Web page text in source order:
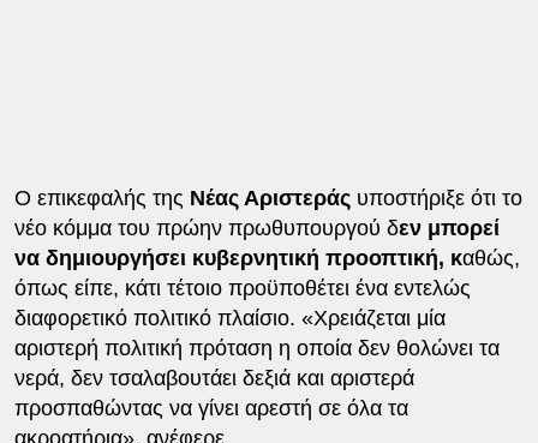
Ο επικεφαλής της Νέας Αριστεράςυποστήριξε ότι το
νέο κόμμα του πρώην πρωθυπουργού δεν μπορεί
να δημιουργήσει κυβερνητική προοπτική, καθώς,
όπως είπε, κάτι τέτοιο προϋποθέτει ένα εντελώς
διαφορετικό πολιτικό πλαίσιο. «Χρειάζεται μία
αριστερή πολιτική πρόταση η οποία δεν θολώνει τα
νερά, δεν τσαλαβουτάει δεξιά και αριστερά
προσπαθώντας να γίνει αρεστή σε όλα τα
ακροατήρια», ανέφερε.